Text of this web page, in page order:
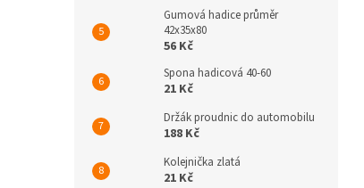
Gumová hadice průměr
42x35x80
56 Kč
Spona hadicová 40-60
21 Kč
Držák proudnic do automobilu
188 Kč
Kolejnička zlatá
21 Kč